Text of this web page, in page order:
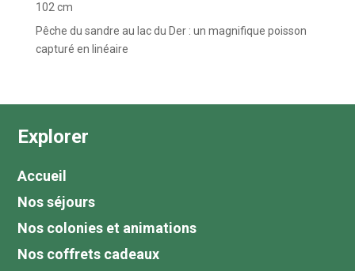
102 cm
Pêche du sandre au lac du Der : un magnifique poisson
capturé en linéaire
Explorer
Accueil
Nos séjours
Nos colonies et animations
Nos coffrets cadeaux